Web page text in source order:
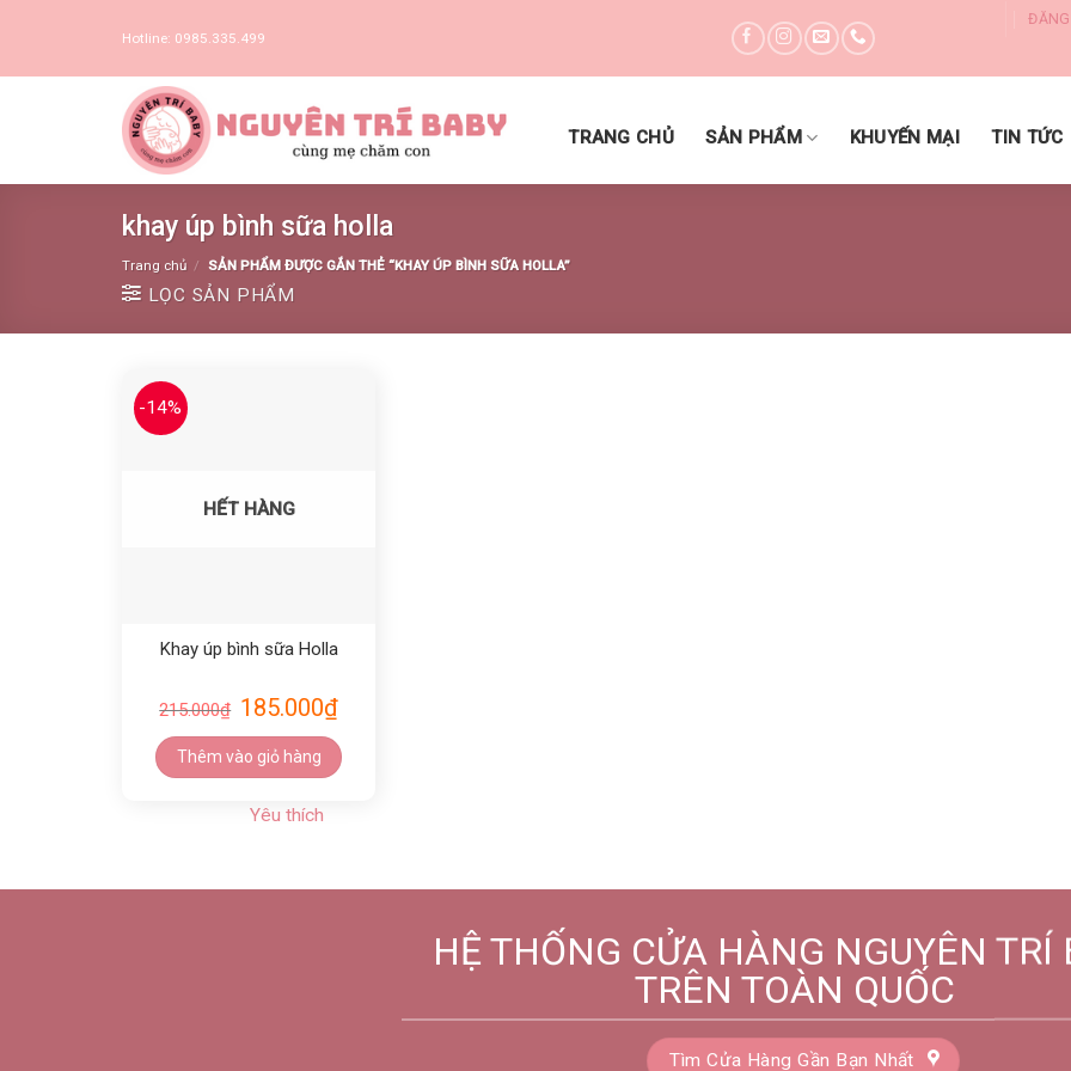
Hotline: 0985.335.499
TRANG CHỦ
SẢN PHẨM KHUYẾN MẠI TIN TỨC
khay úp bình sữa holla
Trang chủ / SẢN PHẨM ĐƯỢC GẮN THẺ “KHAY ÚP BÌNH SỮA HOLLA”
LỌC SẢN PHẨM
-14%
HẾT HÀNG
Khay úp bình sữa Holla
215.000₫ 185.000₫
Thêm vào giỏ hàng
Yêu thích
HỆ THỐNG CỬA HÀNG NGUYÊN TRÍ
TRÊN TOÀN QUỐC
Tìm Cửa Hàng Gần Bạn Nhất